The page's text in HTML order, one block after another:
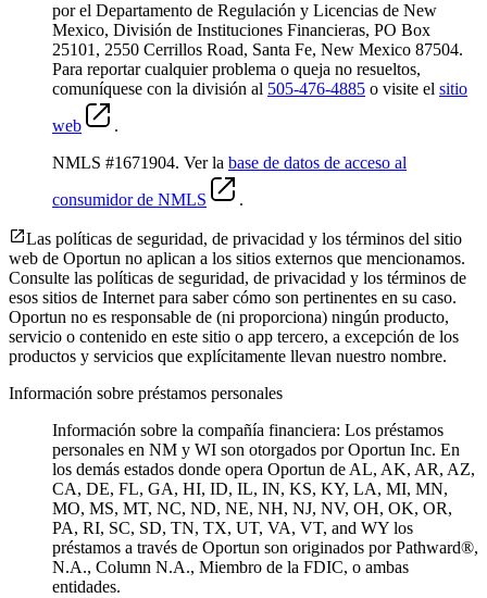
por el Departamento de Regulación y Licencias de New
Mexico, División de Instituciones Financieras, PO Box
25101, 2550 Cerrillos Road, Santa Fe, New Mexico 87504.
Para reportar cualquier problema o queja no resueltos,
comuníquese con la división al 505-476-4885 o visite el sitio
web
.
NMLS #1671904. Ver la base de datos de acceso al
consumidor de NMLS
.
Las políticas de seguridad, de privacidad y los términos del sitio
web de Oportun no aplican a los sitios externos que mencionamos.
Consulte las políticas de seguridad, de privacidad y los términos de
esos sitios de Internet para saber cómo son pertinentes en su caso.
Oportun no es responsable de (ni proporciona) ningún producto,
servicio o contenido en este sitio o app tercero, a excepción de los
productos y servicios que explícitamente llevan nuestro nombre.
Información sobre préstamos personales
Información sobre la compañía financiera: Los préstamos
personales en NM y WI son otorgados por Oportun Inc. En
los demás estados donde opera Oportun de AL, AK, AR, AZ,
CA, DE, FL, GA, HI, ID, IL, IN, KS, KY, LA, MI, MN,
MO, MS, MT, NC, ND, NE, NH, NJ, NV, OH, OK, OR,
PA, RI, SC, SD, TN, TX, UT, VA, VT, and WY los
préstamos a través de Oportun son originados por Pathward®,
N.A., Column N.A., Miembro de la FDIC, o ambas
entidades.